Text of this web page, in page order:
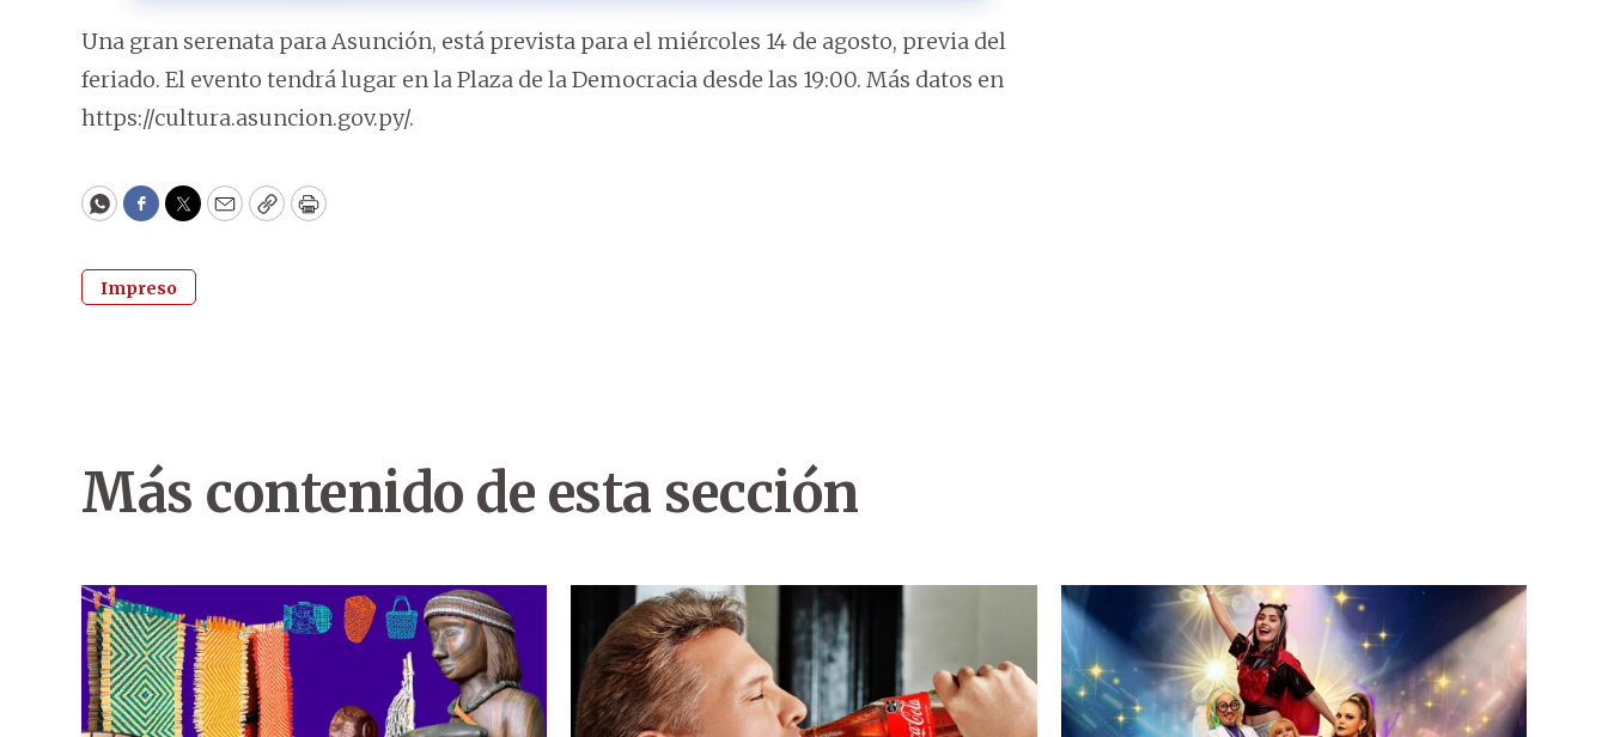
Una gran serenata para Asunción, está prevista para el miércoles 14 de agosto, previa del
feriado. El evento tendrá lugar en la Plaza de la Democracia desde las 19:00. Más datos en
https://cultura.asuncion.gov.py/.
WhatsApp
Facebook
Twitter
EmailCopyPrint
Impreso
Más contenido de esta sección